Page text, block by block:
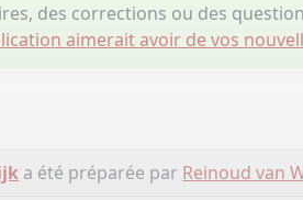
des corrections ou des
aimerait avoir de vos
a été préparée par Reinoud van